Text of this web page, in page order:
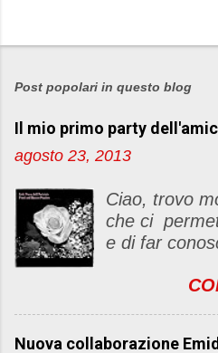
P
s
a
u
c
o
m
m
t
o
Post popolari in questo blog
Il mio primo party
agosto 23, 2013
Ciao, trovo
che ci
e di far
un "party"
Nuova collaborazione